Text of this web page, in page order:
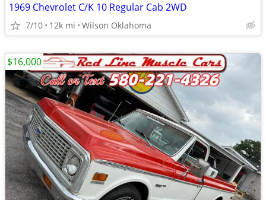
1969 Chevrolet C/K 10 Regular Cab 2WD
7/10 12k mi Wilson Oklahoma
$16,000